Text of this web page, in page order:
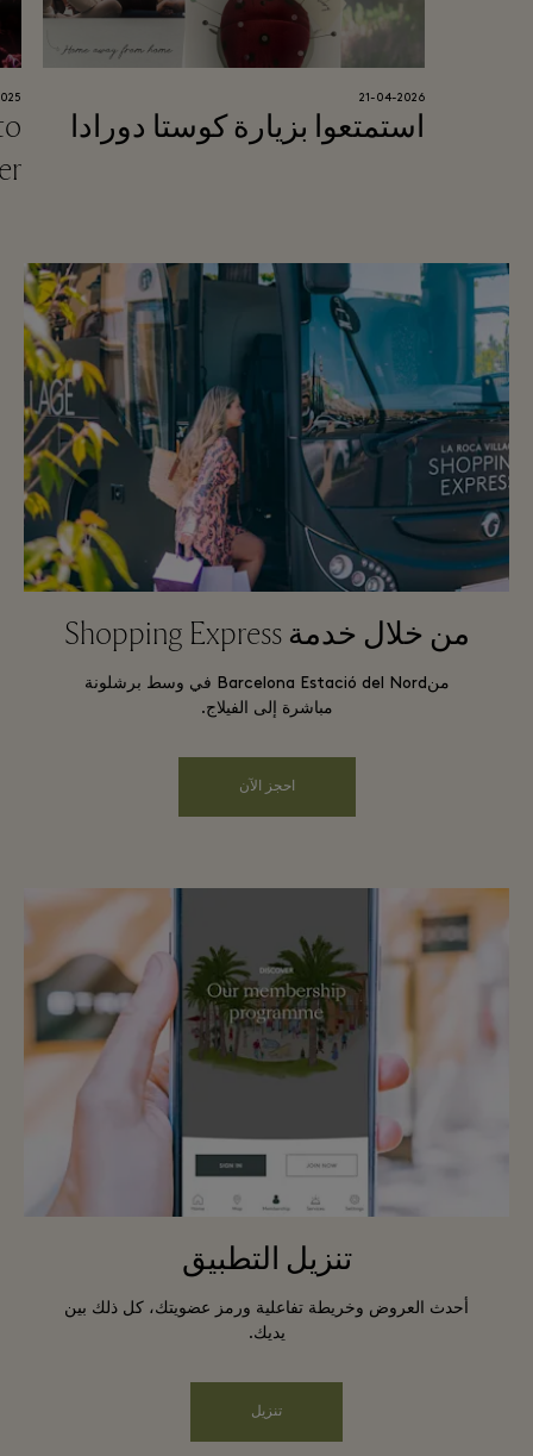
21-04-2026
استمتعوا بزيارة كوستا دورادا
من خلال خدمة Shopping Express
منBarcelona Estació del Nord في وسط برشلونة
مباشرة إلى الفيلاج.
احجز الآن
تنزيل التطبيق
أحدث العروض وخريطة تفاعلية ورمز عضويتك، كل ذلك بين
يديك.
تنزيل